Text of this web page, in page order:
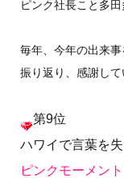
ピンク社長こと多田
毎年、今年の出来事
振り返り、感謝して
第9位
ハワイで言葉を
ピンクモーメント